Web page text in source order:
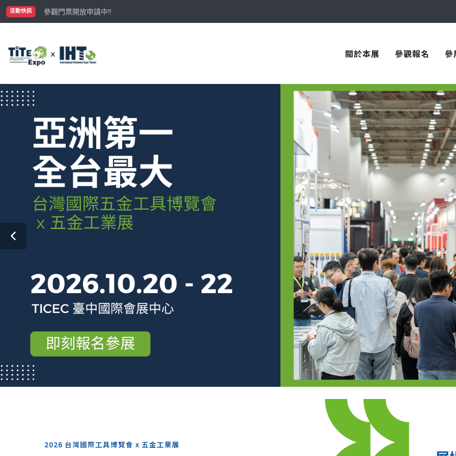
活動快訊
參觀門票開放申請中‼️
最大規模台灣五金展TiTE x IHT，2026/10/20-22與您在臺中國際會展中心再次相見！
關於本展 參觀報名 參
2026 台灣國際工具博覽會 x 五金工業展